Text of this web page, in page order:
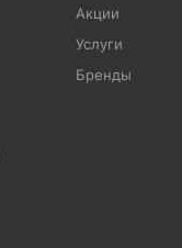
Акции
Услуги
Бренды